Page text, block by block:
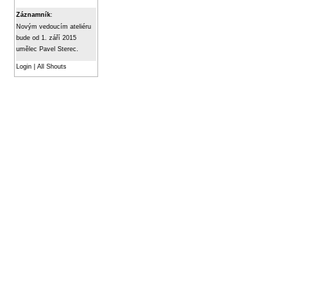
Záznamník:
Novým vedoucím ateliéru
bude od 1. září 2015
umělec Pavel Sterec.
Login All Shouts